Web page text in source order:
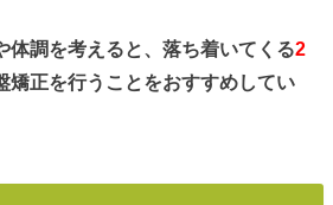
体調を考えると、落ち着いてくる2
矯正を行うことをおすすめしてい